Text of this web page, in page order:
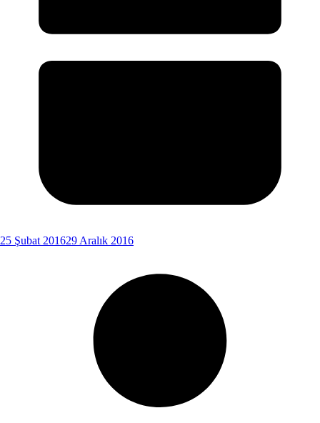
25 Şubat 201629 Aralık 2016